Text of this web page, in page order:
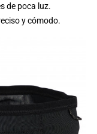
de poca luz.
y cómodo.